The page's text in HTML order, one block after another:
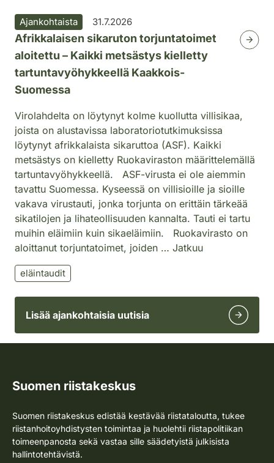
Ajankohtaista 31.7.2026
Afrikkalaisen sikaruton torjuntatoimet
aloitettu – Kaikki metsästys kielletty
tartuntavyöhykkeellä Kaakkois-
Suomessa
Virolahdelta on löytynyt kolme kuollutta villisikaa,
joista on alustavissa laboratoriotutkimuksissa
löytynyt afrikkalaista sikaruttoa (ASF). Kaikki
metsästys on kielletty Ruokaviraston määrittelemällä
tartuntavyöhykkeellä. ASF-virusta ei ole aiemmin
tavattu Suomessa. Kyseessä on villisioille ja sioille
vakava virustauti, jonka torjunta on erittäin tärkeää
sikatilojen ja lihateollisuuden kannalta. Tauti ei tartu
muihin eläimiin kuin sikaeläimiin. Ruokavirasto on
aloittanut torjuntatoimet, joiden … Jatkuu
eläintaudit
Lisää ajankohtaisia uutisia
Suomen riistakeskus
Suomen riistakeskus edistää kestävää riistataloutta, tukee
riistanhoitoyhdistysten toimintaa ja huolehtii riistapolitiikan
toimeenpanosta sekä vastaa sille säädetyistä julkisista
hallintotehtävistä.